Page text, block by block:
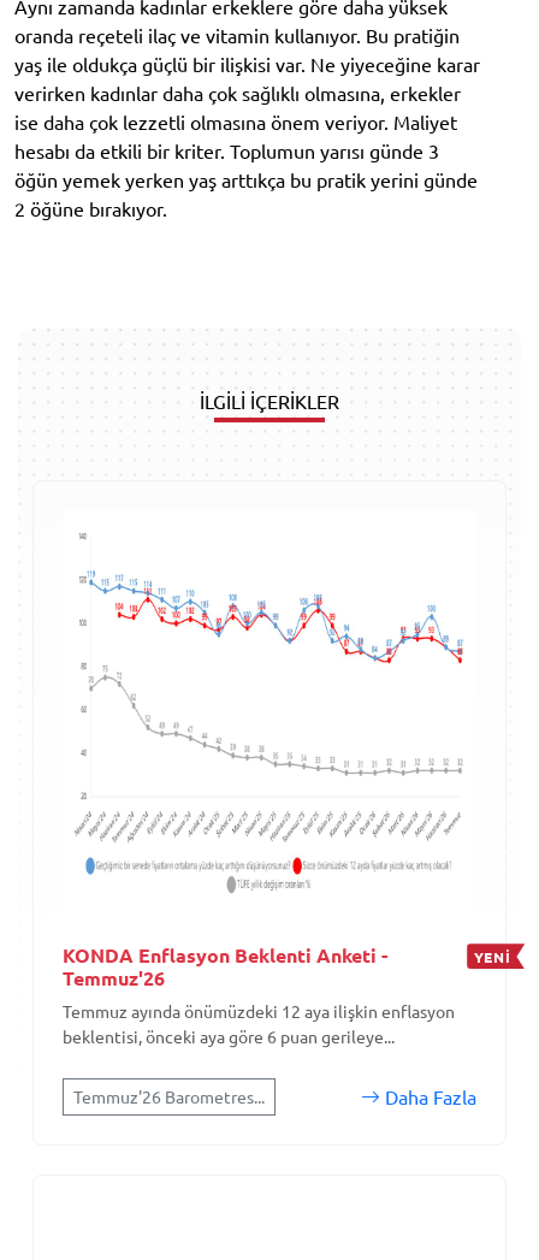
Aynı zamanda kadınlar erkeklere göre daha yüksek
oranda reçeteli ilaç ve vitamin kullanıyor. Bu pratiğin
yaş ile oldukça güçlü bir ilişkisi var. Ne yiyeceğine karar
verirken kadınlar daha çok sağlıklı olmasına, erkekler
ise daha çok lezzetli olmasına önem veriyor. Maliyet
hesabı da etkili bir kriter. Toplumun yarısı günde 3
öğün yemek yerken yaş arttıkça bu pratik yerini günde
2 öğüne bırakıyor.
İLGİLİ İÇERİKLER
KONDA Enflasyon Beklenti Anketi -
Temmuz'26
YENİ
Temmuz ayında önümüzdeki 12 aya ilişkin enflasyon
beklentisi, önceki aya göre 6 puan gerileye...
Temmuz'26 Barometres... Daha Fazla